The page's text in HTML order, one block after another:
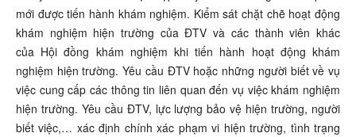
mới được tiến hành khám nghiệm. Kiểm sát chặt chẽ hoạt động
khám nghiệm hiện trường của ĐTV và các thành viên khác
của Hội đồng khám nghiệm khi tiến hành hoạt động khám
nghiệm hiện trường. Yêu cầu ĐTV hoặc những người biết về vụ
việc cung cấp các thông tin liên quan đến vụ việc khám nghiệm
hiện trường. Yêu cầu ĐTV, lực lượng bảo vệ hiện trường, người
biết việc,… xác định chính xác phạm vi hiện trường, tình trạng